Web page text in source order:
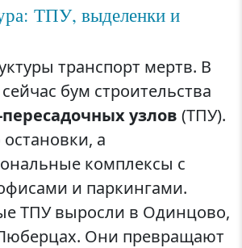
ТПУ, выделенки и
транспорт мертв. В
бум строительства
узлов (ТПУ).
а
комплексы с
и паркингами.
ТПУ выросли в Одинцово,
Они превращают